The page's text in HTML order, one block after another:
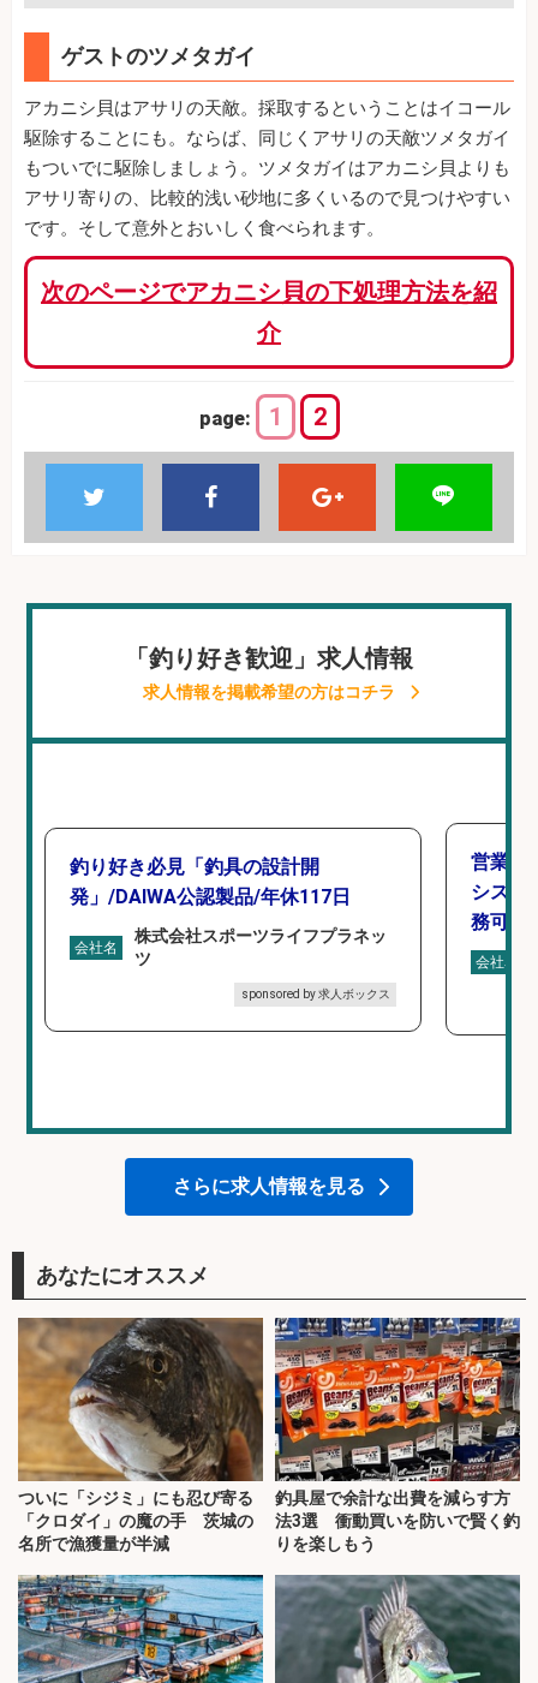
ゲストのツメタガイ
アカニシ貝はアサリの天敵。採取するということはイコール
駆除することにも。ならば、同じくアサリの天敵ツメタガイ
もついでに駆除しましょう。ツメタガイはアカニシ貝よりも
アサリ寄りの、比較的浅い砂地に多くいるので見つけやすい
です。そして意外とおいしく食べられます。
次のページでアカニシ貝の下処理方法を紹
介
page: 1 2
「釣り好き歓迎」求人情報
求人情報を掲載希望の方はコチラ
釣り好き必見「釣具の設計開
発」/DAIWA公認製品/年休117日
会社名
株式会社スポーツライフプラネッ
ツ
sponsored by 求人ボックス
営業事
シスタ
務可/
会社名
さらに求人情報を見る
あなたにオススメ
ついに「シジミ」にも忍び寄る
「クロダイ」の魔の手 茨城の
名所で漁獲量が半減
釣具屋で余計な出費を減らす方
法3選 衝動買いを防いで賢く釣
りを楽しもう